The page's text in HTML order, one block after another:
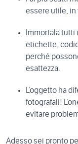
essere utile, in
Immortala tutti
etichette,
perché
esattezza.
L’oggetto ha
fotografali!
evitare
Adesso sei pronto